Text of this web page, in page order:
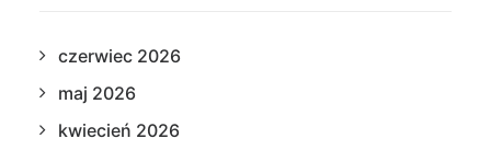
czerwiec 2026
maj 2026
kwiecień 2026